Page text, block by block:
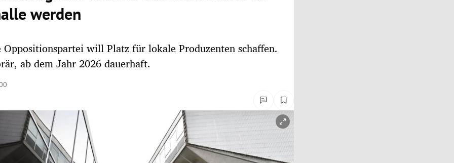
werden
will Platz für lokale Produzenten schaffen.
ab dem Jahr 2026 dauerhaft.
öffnen/schließen